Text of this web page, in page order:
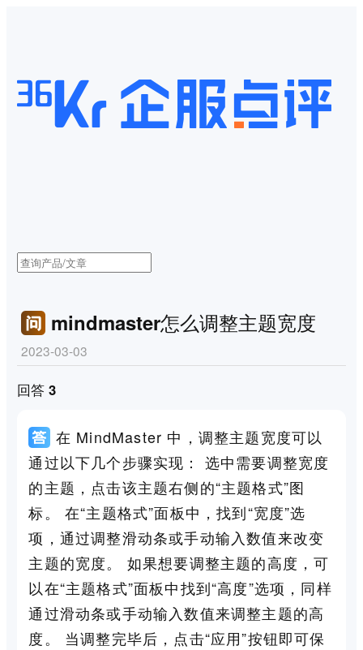
mindmaster怎么调整主题宽度
2023-03-03
回答 3
在 MindMaster 中，调整主题宽度可以
通过以下几个步骤实现： 选中需要调整宽度
的主题，点击该主题右侧的“主题格式”图
标。 在“主题格式”面板中，找到“宽度”选
项，通过调整滑动条或手动输入数值来改变
主题的宽度。 如果想要调整主题的高度，可
以在“主题格式”面板中找到“高度”选项，同样
通过滑动条或手动输入数值来调整主题的高
度。 当调整完毕后，点击“应用”按钮即可保